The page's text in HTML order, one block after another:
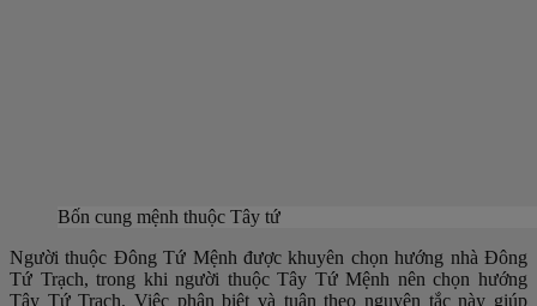
Bốn cung mệnh thuộc Tây tứ
Người thuộc Đông Tứ Mệnh được khuyên chọn hướng nhà Đông
Tứ Trạch, trong khi người thuộc Tây Tứ Mệnh nên chọn hướng
Tây Tứ Trạch. Việc phân biệt và tuân theo nguyên tắc này giúp